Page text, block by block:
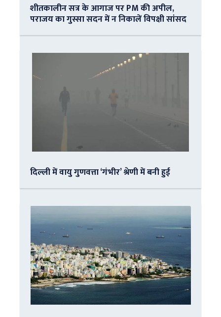
शीतकालीन सत्र के आगाज पर PM की अपील,
पराजय का गुस्सा सदन में न निकालें विपक्षी सांसद
दिल्ली में वायु गुणवत्ता ‘गंभीर’ श्रेणी में बनी हुई